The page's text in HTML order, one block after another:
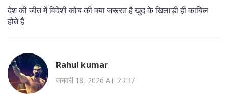
देश की जीत में विदेशी कोच की क्या जरूरत है खुद के खिलाड़ी ही काबिल
होते हैं
Rahul kumar
जनवरी 18, 2026 AT 23:37